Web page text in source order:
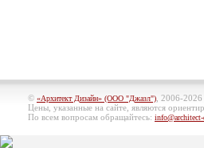
© «Архитект Дизайн» (ООО "Джазл") , 2006-
Цены, указанные на сайте, являются
По всем вопросам обращайтесь: